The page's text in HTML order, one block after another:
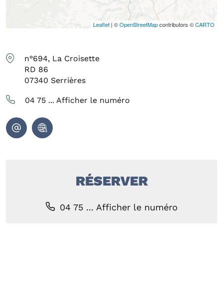
Leaflet | ©OpenStreetMapcontributors ©CARTO
n°694, La Croisette
RD 86
07340 Serrières
04 75 ... Afficher le numéro
RÉSERVER
04 75 ... Afficher le numéro